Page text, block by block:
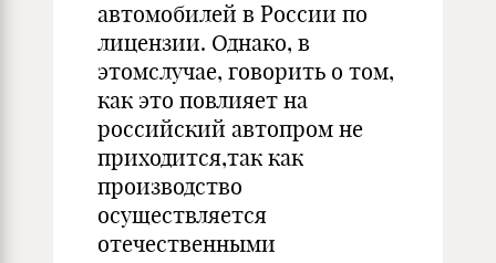
автомобилей в России по
лицензии. Однако, в
этомслучае, говорить о том,
как это повлияет на
российский автопром не
приходится,так как
производство
осуществляется
отечественными